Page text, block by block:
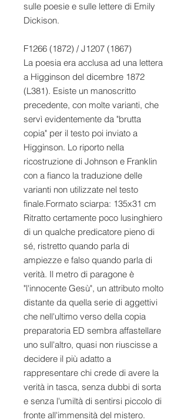
sulle poesie e sulle lettere di Emily
Dickison.
F1266 (1872) / J1207 (1867)
La poesia era acclusa ad una lettera
a Higginson del dicembre 1872
(L381). Esiste un manoscritto
precedente, con molte varianti, che
servì evidentemente da "brutta
copia" per il testo poi inviato a
Higginson. Lo riporto nella
ricostruzione di Johnson e Franklin
con a fianco la traduzione delle
varianti non utilizzate nel testo
finale.Formato sciarpa: 135x31 cm
Ritratto certamente poco lusinghiero
di un qualche predicatore pieno di
sé, ristretto quando parla di
ampiezze e falso quando parla di
verità. Il metro di paragone è
"l'innocente Gesù", un attributo molto
distante da quella serie di aggettivi
che nell'ultimo verso della copia
preparatoria ED sembra affastellare
uno sull'altro, quasi non riuscisse a
decidere il più adatto a
rappresentare chi crede di avere la
verità in tasca, senza dubbi di sorta
e senza l'umiltà di sentirsi piccolo di
fronte all'immensità del mistero.